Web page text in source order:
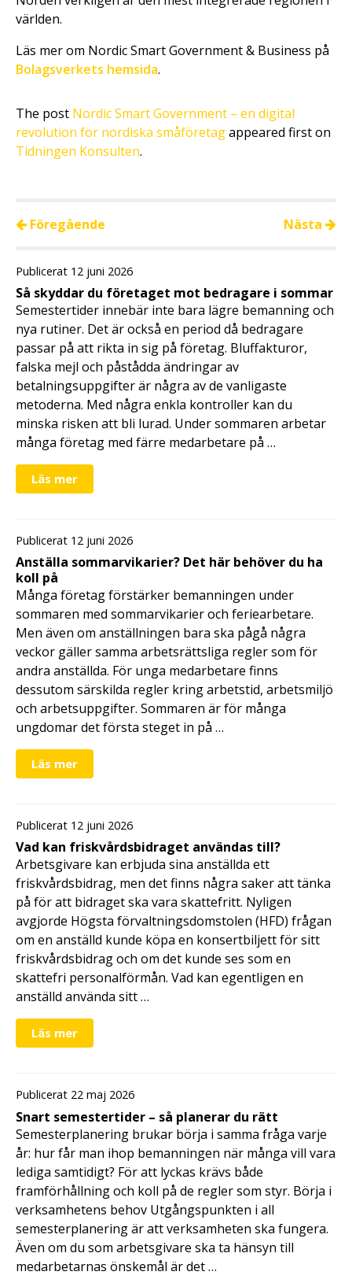
världen.
Läs mer om Nordic Smart Government & Business på
Bolagsverkets hemsida.
The post Nordic Smart Government – en digital
revolution för nordiska småföretagappeared first on
Tidningen Konsulten.
Föregående Nästa
Publicerat 12 juni 2026
Så skyddar du företaget mot bedragare i sommar
Semestertider innebär inte bara lägre bemanning och
nya rutiner. Det är också en period då bedragare
passar på att rikta in sig på företag. Bluffakturor,
falska mejl och påstådda ändringar av
betalningsuppgifter är några av de vanligaste
metoderna. Med några enkla kontroller kan du
minska risken att bli lurad. Under sommaren arbetar
många företag med färre medarbetare på …
Läs mer
Publicerat 12 juni 2026
Anställa sommarvikarier? Det här behöver du ha
koll på
Många företag förstärker bemanningen under
sommaren med sommarvikarier och feriearbetare.
Men även om anställningen bara ska pågå några
veckor gäller samma arbetsrättsliga regler som för
andra anställda. För unga medarbetare finns
dessutom särskilda regler kring arbetstid, arbetsmiljö
och arbetsuppgifter. Sommaren är för många
ungdomar det första steget in på …
Läs mer
Publicerat 12 juni 2026
Vad kan friskvårdsbidraget användas till?
Arbetsgivare kan erbjuda sina anställda ett
friskvårdsbidrag, men det finns några saker att tänka
på för att bidraget ska vara skattefritt. Nyligen
avgjorde Högsta förvaltningsdomstolen (HFD) frågan
om en anställd kunde köpa en konsertbiljett för sitt
friskvårdsbidrag och om det kunde ses som en
skattefri personalförmån. Vad kan egentligen en
anställd använda sitt …
Läs mer
Publicerat 22 maj 2026
Snart semestertider – så planerar du rätt
Semesterplanering brukar börja i samma fråga varje
år: hur får man ihop bemanningen när många vill vara
lediga samtidigt? För att lyckas krävs både
framförhållning och koll på de regler som styr. Börja i
verksamhetens behov Utgångspunkten i all
semesterplanering är att verksamheten ska fungera.
Även om du som arbetsgivare ska ta hänsyn till
medarbetarnas önskemål är det …